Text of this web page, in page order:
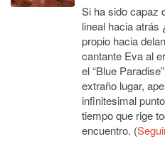
Si ha sido capaz
lineal hacia atrás
propio hacia
cantante Eva al
el “Blue
extraño lugar,
infinitesimal
tiempo que rige
encuentro. (